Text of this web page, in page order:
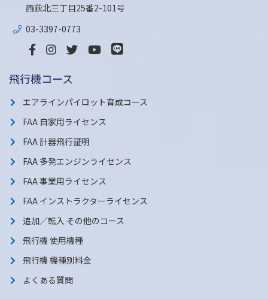
西荻北三丁目25番2-101号
03-3397-0773
飛行機コース
エアラインパイロット育成コース
FAA 自家用ライセンス
FAA 計器飛行証明
FAA 多発エンジンライセンス
FAA 事業用ライセンス
FAA インストラクターライセンス
追加／転入 その他のコース
飛行機 使用機種
飛行機 機種別料金
よくある質問